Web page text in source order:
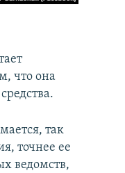
что она
так
точнее ее
ведомств,